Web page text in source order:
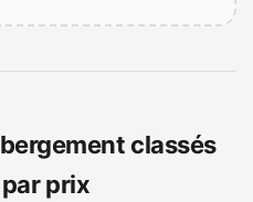
classés
prix